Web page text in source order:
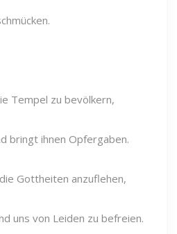
Tempel zu bevölkern,
bringt ihnen Opfergaben.
Gottheiten anzuflehen,
uns von Leiden zu befreien.